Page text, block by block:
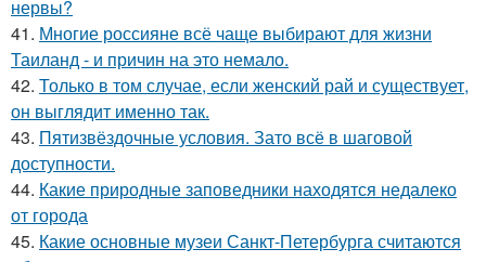
нервы?
41. Многие россияне всё чаще выбирают для жизни
Таиланд - и причин на это немало.
42. Только в том случае, если женский рай и существует,
он выглядит именно так.
43. Пятизвёздочные условия. Зато всё в шаговой
доступности.
44. Какие природные заповедники находятся недалеко
от города
45. Какие основные музеи Санкт-Петербурга считаются